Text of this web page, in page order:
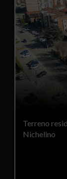
Terreno
Nichelino